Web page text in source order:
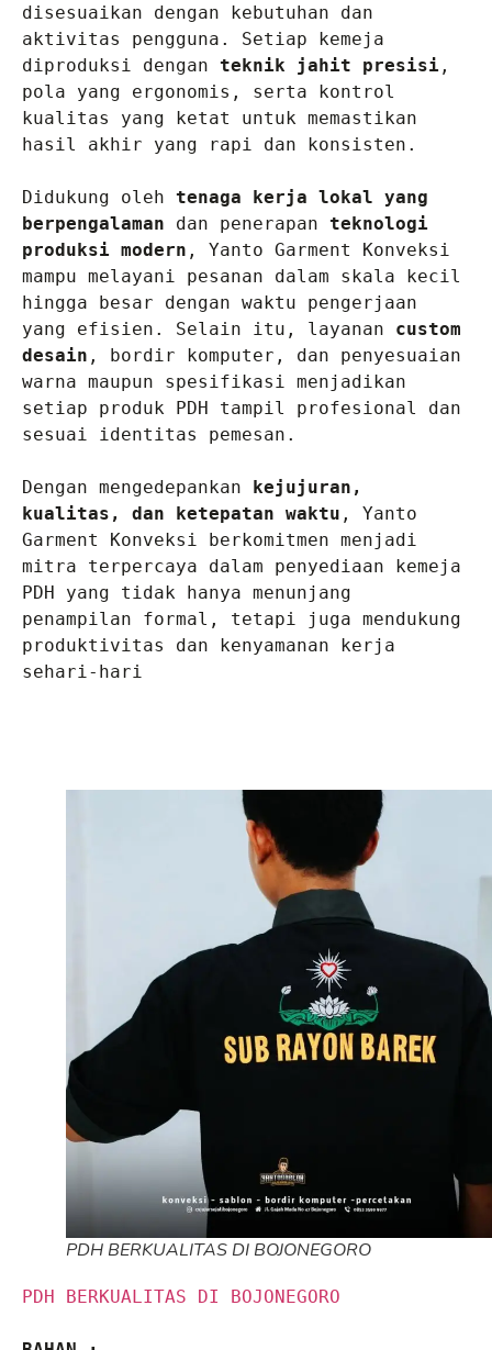
disesuaikan dengan kebutuhan dan
aktivitas pengguna. Setiap kemeja
diproduksi dengan teknik jahit presisi ,
pola yang ergonomis, serta kontrol
kualitas yang ketat untuk memastikan
hasil akhir yang rapi dan konsisten.
Didukung oleh tenaga kerja lokal yang
berpengalaman dan penerapan teknologi
produksi modern , Yanto Garment Konveksi
mampu melayani pesanan dalam skala kecil
hingga besar dengan waktu pengerjaan
yang efisien. Selain itu, layanan custom
desain , bordir komputer, dan penyesuaian
warna maupun spesifikasi menjadikan
setiap produk PDH tampil profesional dan
sesuai identitas pemesan.
Dengan mengedepankan
kejujuran,
kualitas, dan ketepatan waktu , Yanto
Garment Konveksi berkomitmen menjadi
mitra terpercaya dalam penyediaan kemeja
PDH yang tidak hanya menunjang
penampilan formal, tetapi juga mendukung
produktivitas dan kenyamanan kerja
sehari-hari
PDH BERKUALITAS DI BOJONEGORO
PDH BERKUALITAS DI BOJONEGORO